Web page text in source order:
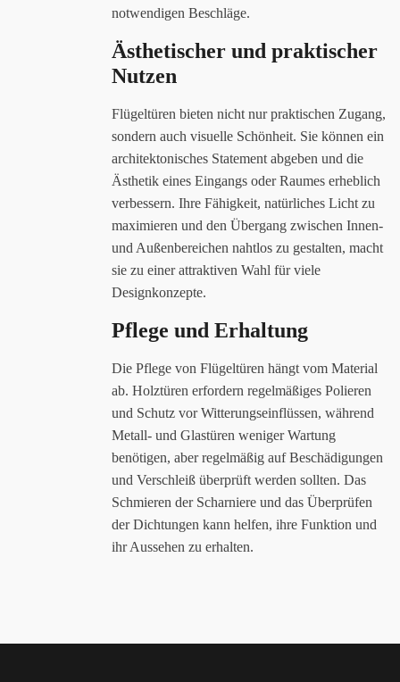
notwendigen Beschläge.
Ästhetischer und praktischer
Nutzen
Flügeltüren bieten nicht nur praktischen Zugang,
sondern auch visuelle Schönheit. Sie können ein
architektonisches Statement abgeben und die
Ästhetik eines Eingangs oder Raumes erheblich
verbessern. Ihre Fähigkeit, natürliches Licht zu
maximieren und den Übergang zwischen Innen-
und Außenbereichen nahtlos zu gestalten, macht
sie zu einer attraktiven Wahl für viele
Designkonzepte.
Pflege und Erhaltung
Die Pflege von Flügeltüren hängt vom Material
ab. Holztüren erfordern regelmäßiges Polieren
und Schutz vor Witterungseinflüssen, während
Metall- und Glastüren weniger Wartung
benötigen, aber regelmäßig auf Beschädigungen
und Verschleiß überprüft werden sollten. Das
Schmieren der Scharniere und das Überprüfen
der Dichtungen kann helfen, ihre Funktion und
ihr Aussehen zu erhalten.